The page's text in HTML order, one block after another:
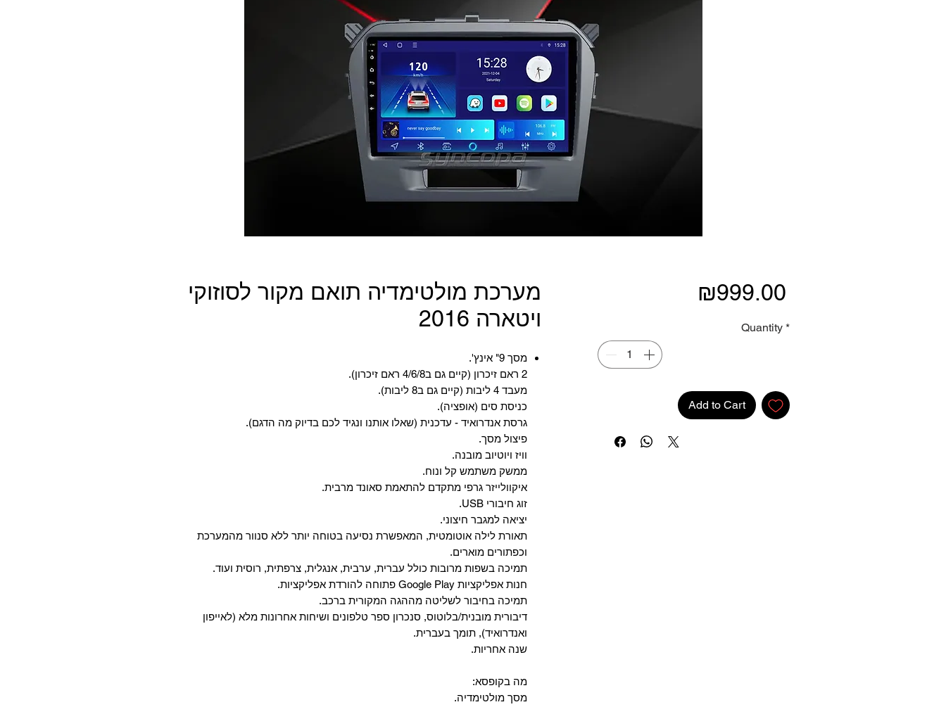
מערכת מולטימדיה תואם מקור לסוזוקי
ויטארה 2016
מסך 9" אינץ'.
2 ראם זיכרון (קיים גם ב4/6/8 ראם זיכרון).
מעבד 4 ליבות (קיים גם ב8 ליבות).
כניסת סים (אופציה).
גרסת אנדרואיד - עדכנית (שאלו אותנו ונגיד לכם בדיוק מה הדגם).
פיצול מסך.
וויז ויוטיוב מובנה.
ממשק משתמש קל ונוח.
איקוולייזר גרפי מתקדם להתאמת סאונד מרבית.
זוג חיבורי USB.
יציאה למגבר חיצוני.
תאורת לילה אוטומטית, המאפשרת נסיעה בטוחה יותר ללא סנוור מהמערכת
וכפתורים מוארים.
תמיכה בשפות מרובות כולל עברית, ערבית, אנגלית, צרפתית, רוסית ועוד.
‏חנות אפליקציות Google Play פתוחה להורדת אפליקציות.
‏תמיכה בחיבור לשליטה מההגה המקורית ברכב.
‏דיבורית מובנית/בלוטוס, ‏סנכרון ספר טלפונים ושיחות אחרונות מלא (לאייפון
ואנדרואיד), תומך בעברית.
שנה אחריות.
מה בקופסא:
מסך מולטימדיה.
₪999.00
Quantity *
Add to Cart